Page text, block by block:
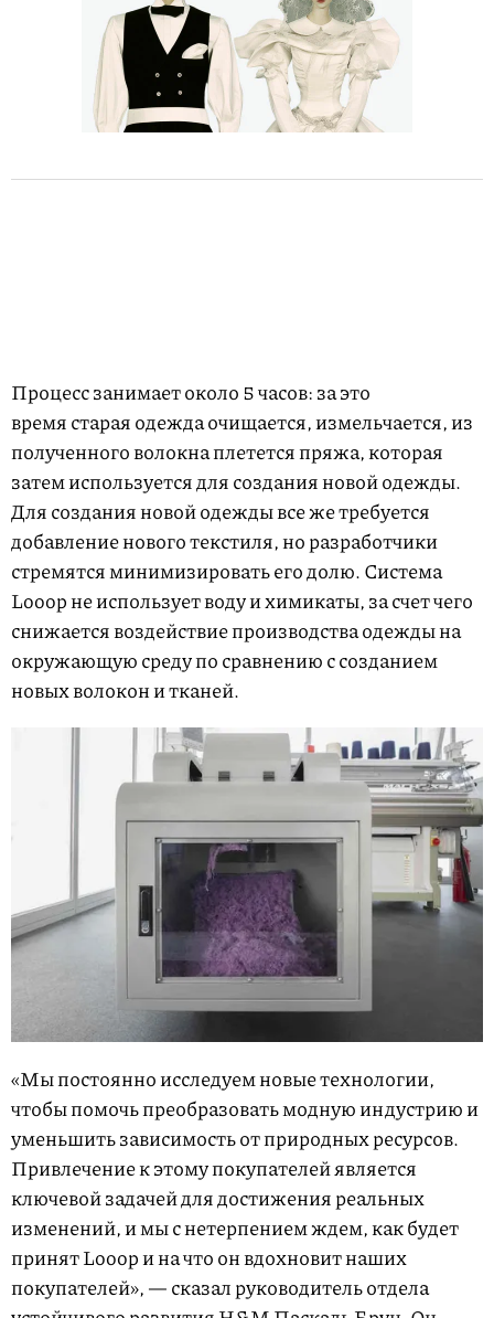
Процесс занимает около 5 часов: за это
время старая одежда очищается, измельчается, из
полученного волокна плетется пряжа, которая
затем используется для создания новой одежды.
Для создания новой одежды все же требуется
добавление нового текстиля, но разработчики
стремятся минимизировать его долю. Система
Looop не использует воду и химикаты, за счет чего
снижается воздействие производства одежды на
окружающую среду по сравнению с созданием
новых волокон и тканей.
«Мы постоянно исследуем новые технологии,
чтобы помочь преобразовать модную индустрию и
уменьшить зависимость от природных ресурсов.
Привлечение к этому покупателей является
ключевой задачей для достижения реальных
изменений, и мы с нетерпением ждем, как будет
принят Looop и на что он вдохновит наших
покупателей», — сказал руководитель отдела